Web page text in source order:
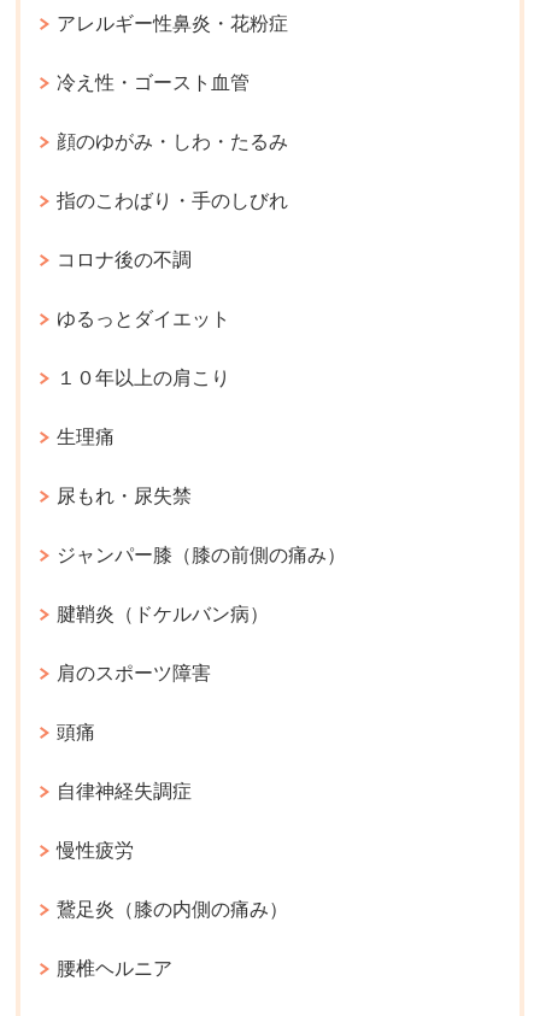
アレルギー性鼻炎・花粉症
冷え性・ゴースト血管
顔のゆがみ・しわ・たるみ
指のこわばり・手のしびれ
コロナ後の不調
ゆるっとダイエット
１０年以上の肩こり
生理痛
尿もれ・尿失禁
ジャンパー膝（膝の前側の痛み）
腱鞘炎（ドケルバン病）
肩のスポーツ障害
頭痛
自律神経失調症
慢性疲労
鵞足炎（膝の内側の痛み）
腰椎ヘルニア